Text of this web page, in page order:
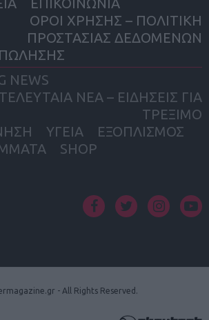
ΟΡΟΙ ΧΡΗΣΗΣ – ΠΟΛΙΤΙΚΗ
ΠΡΟΣΤΑΣΙΑΣ ΔΕΔΟΜΕΝΩΝ
NEWS
ΤΕΛΕΥΤΑΙΑ ΝΕΑ – ΕΙΔΗΣΕΙΣ ΓΙΑ
ΤΡΕΞΙΜΟ
ΥΓΕΙΑ
ΕΞΟΠΛΙΣΜΟΣ
SHOP
- All Rights Reserved.